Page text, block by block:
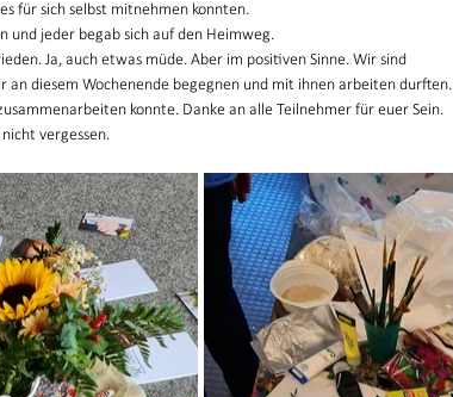
für sich selbst mitnehmen konnten.
und jeder begab sich auf den Heimweg.
Ja, auch etwas müde. Aber im positiven Sinne. Wir sind
an diesem Wochenende begegnen und mit ihnen arbeiten durften.
konnte. Danke an alle Teilnehmer für euer Sein.
vergessen.